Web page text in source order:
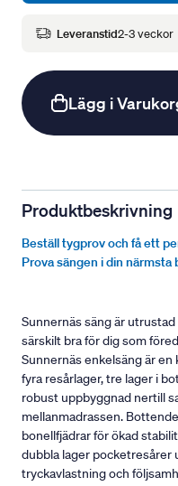
Leveranstid2-3 veckor
Lägg i
Produktbeskrivning
Beställ tygprov och få ett
Prova sängen i din
Sunnernäs säng är
särskilt bra för dig som
Sunnernäs enkelsäng är
fyra resårlager, tre lager i
robust uppbyggnad nertill
mellanmadrassen.
bonellfjädrar för ökad
dubbla lager pocketresårer
tryckavlastning och